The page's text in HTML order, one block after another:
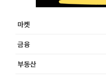
마켓
금융
부동산